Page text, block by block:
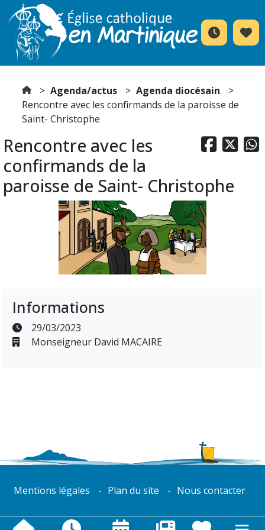
Agenda/actus
Agenda diocésain
Rencontre avec les confirmands de la paroisse de
Saint- Christophe
  
Rencontre avec les
confirmands de la
paroisse de Saint- Christophe
Informations
29/03/2023
Monseigneur David MACAIRE
Mentions légales Plan du site Nous contacter